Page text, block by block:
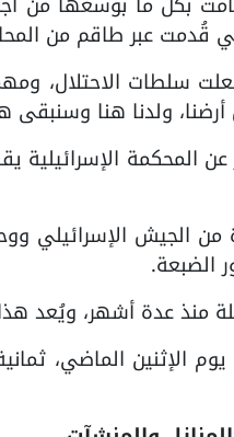
قُدمت عبر طاقم من
سلطات الاحتلال،
ولدنا هنا وسنبقى
المحكمة الإسرائيلية
من الجيش الإسرائيلي
الضبعة.
عدة أشهر، ويُعد
الإثنين الماضي،